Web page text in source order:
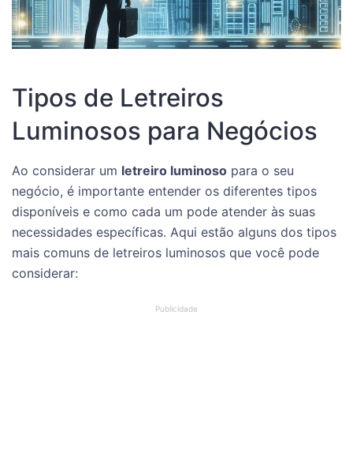
Tipos de Letreiros
Luminosos para Negócios
Ao considerar um letreiro luminoso para o seu
negócio, é importante entender os diferentes tipos
disponíveis e como cada um pode atender às suas
necessidades específicas. Aqui estão alguns dos tipos
mais comuns de letreiros luminosos que você pode
considerar: